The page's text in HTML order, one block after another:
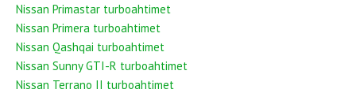
Nissan Primastar turboahtimet
Nissan Primera turboahtimet
Nissan Qashqai turboahtimet
Nissan Sunny GTI-R turboahtimet
Nissan Terrano II turboahtimet